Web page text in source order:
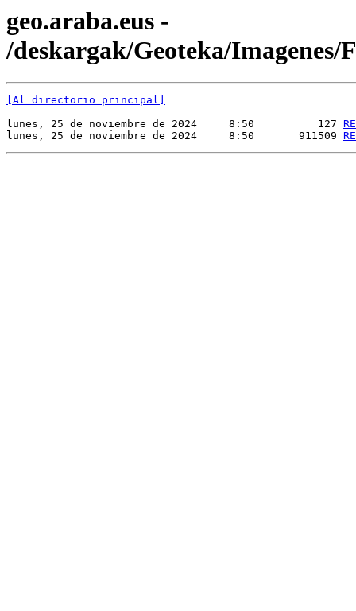
geo.araba.eus -
/deskargak/Geoteka/Imagenes/
[Al directorio principal]
lunes, 25 de noviembre de 2024     8:50          127
lunes, 25 de noviembre de 2024     8:50       911509